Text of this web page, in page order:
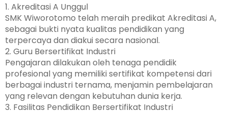
1. Akreditasi A Unggul
SMK Wiworotomo telah meraih predikat Akreditasi A,
sebagai bukti nyata kualitas pendidikan yang
terpercaya dan diakui secara nasional.
2. Guru Bersertifikat Industri
Pengajaran dilakukan oleh tenaga pendidik
profesional yang memiliki sertifikat kompetensi dari
berbagai industri ternama, menjamin pembelajaran
yang relevan dengan kebutuhan dunia kerja.
3. Fasilitas Pendidikan Bersertifikat Industri